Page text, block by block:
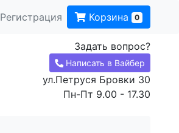
Регистрация Корзина 0
Задать вопрос?
Написать в Вайбер
ул.Петруся Бровки 30
Пн-Пт 9.00 - 17.30